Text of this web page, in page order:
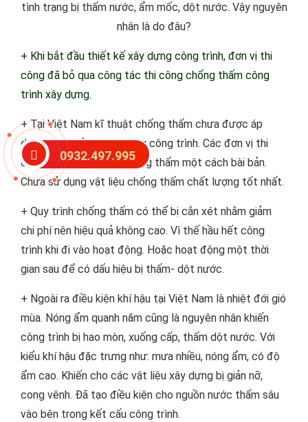
tình trạng bị thấm nước, ẩm mốc, dột nước. Vậy nguyên
nhân là do đâu?
+ Khi bắt đầu thiết kế xây dựng công trình, đơn vị thi
công đã bỏ qua công tác thi công chống thấm công
trình xây dựng.
+ Tại Việt Nam kĩ thuật chống thấm chưa được áp
dụng triệt để khi xây dựng công trình. Các đơn vị thi
công chưa thực hiện chống thấm một cách bài bản.
Chưa sử dụng vật liệu chống thấm chất lượng tốt nhất.
+ Quy trình chống thấm có thể bị cắn xét nhằm giảm
chi phí nên hiệu quả không cao. Vì thế hầu hết công
trình khi đi vào hoạt động. Hoặc hoạt động một thời
gian sau để có dấu hiệu bị thấm- dột nước.
+ Ngoài ra điều kiện khí hậu tại Việt Nam là nhiệt đới gió
mùa. Nóng ẩm quanh năm cũng là nguyên nhân khiến
công trình bị hao mòn, xuống cấp, thấm dột nước. Với
kiểu khí hậu đặc trưng như: mưa nhiều, nóng ẩm, có độ
ẩm cao. Khiến cho các vật liệu xây dựng bị giản nỡ,
cong vênh. Đã tạo điều kiện cho nguồn nước thấm sâu
vào bên trong kết cấu công trình.
0932.497.995